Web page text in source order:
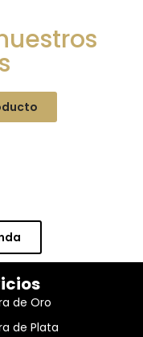
de Oro
de Plata